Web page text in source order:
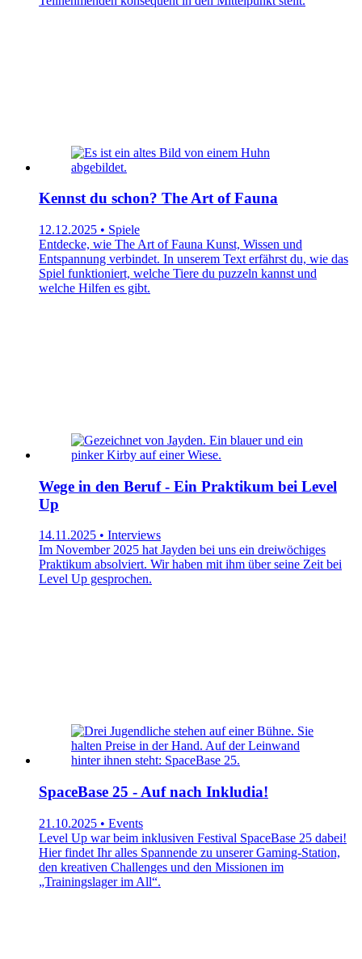
Kennst du schon? The Art of Fauna
12.12.2025 • Spiele
Entdecke, wie The Art of Fauna Kunst, Wissen und
Entspannung verbindet. In unserem Text erfährst du, wie das
Spiel funktioniert, welche Tiere du puzzeln kannst und
welche Hilfen es gibt.
Wege in den Beruf - Ein Praktikum bei Level
Up
14.11.2025 • Interviews
Im November 2025 hat Jayden bei uns ein dreiwöchiges
Praktikum absolviert. Wir haben mit ihm über seine Zeit bei
Level Up gesprochen.
SpaceBase 25 - Auf nach Inkludia!
21.10.2025 • Events
Level Up war beim inklusiven Festival SpaceBase 25 dabei!
Hier findet Ihr alles Spannende zu unserer Gaming-Station,
den kreativen Challenges und den Missionen im
„Trainingslager im All“.